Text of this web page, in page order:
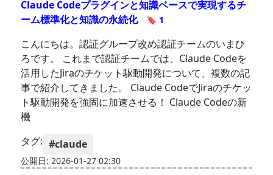
Claude Codeプラグインと知識ベースで実現するチ
ーム標準化と知識の永続化
🔖 1
こんにちは。認証グループ改め認証チームのいまひ
ろです。 これまで認証チームでは、Claude Codeを
活用したJiraのチケット駆動開発について、複数の記
事で紹介してきました。 Claude CodeでJiraのチケッ
ト駆動開発を強固に加速させる！ Claude Codeの新
機
タグ: #claude
公開日: 2026-01-27 02:30